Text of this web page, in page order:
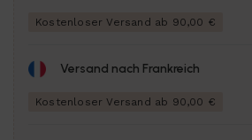
Kostenloser Versand ab 90,00 €
Versand nach Frankreich
Kostenloser Versand ab 90,00 €